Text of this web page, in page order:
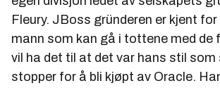
Fleury. JBoss gründeren er kjent
mann som kan gå i tottene med de
vil ha det til at det var hans stil som
stopper for å bli kjøpt av Oracle.